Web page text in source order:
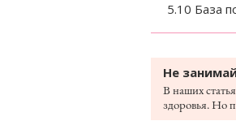
5.10 База
Не
В наших
здоровья. Но